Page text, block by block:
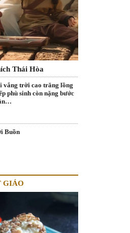
Thái Hòa
vắng trời cao trăng lồng
phù sinh còn nặng bước
Buồn
GIÁO